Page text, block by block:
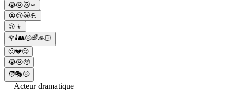
😭😢😿⚰
😭😢😿💪
😢👦
🌹🕯️👥😢🌈🙏🏻
🙁💔😢
😭😢🥺
🧑🎭😢
— Acteur dramatique